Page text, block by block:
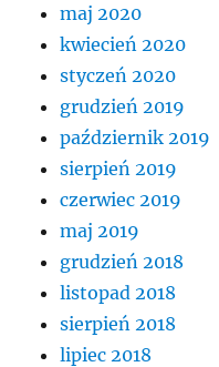
maj 2020
kwiecień 2020
styczeń 2020
grudzień 2019
październik 2019
sierpień 2019
czerwiec 2019
maj 2019
grudzień 2018
listopad 2018
sierpień 2018
lipiec 2018